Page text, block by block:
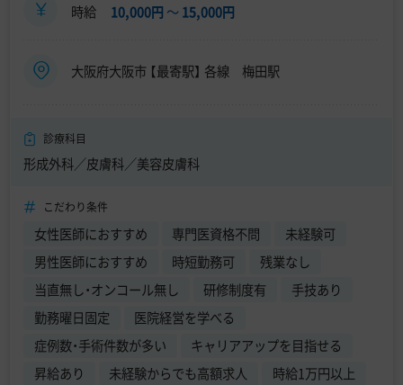
時給 10,000円 〜15,000円
大阪府大阪市 【最寄駅】 各線 梅田駅
診療科目
形成外科／皮膚科／美容皮膚科
こだわり条件
女性医師におすすめ 専門医資格不問
未経験可
男性医師におすすめ
時短勤務可
残業なし
当直無し・オンコール無し
研修制度有
手技あり
勤務曜日固定
医院経営を学べる
症例数・手術件数が多い
キャリアアップを目指せる
昇給あり
未経験からでも高額求人
時給1万円以上